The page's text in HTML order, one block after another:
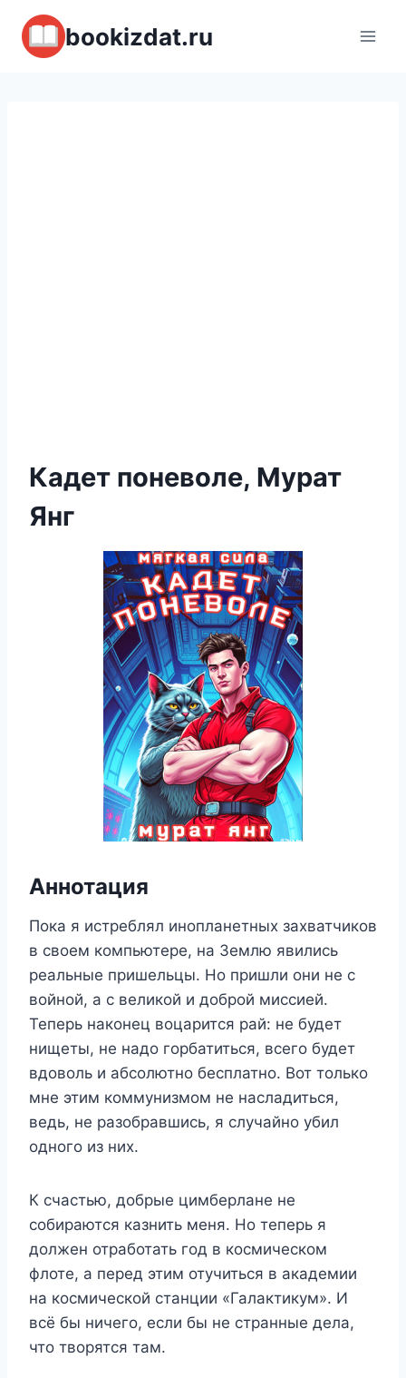
Перейти
содержимому
bookizdat.ru
Кадет поневоле, Мурат
Янг
Аннотация
Пока я истреблял инопланетных захватчиков
в своем компьютере, на Землю явились
реальные пришельцы. Но пришли они не с
войной, а с великой и доброй миссией.
Теперь наконец воцарится рай: не будет
нищеты, не надо горбатиться, всего будет
вдоволь и абсолютно бесплатно. Вот только
мне этим коммунизмом не насладиться,
ведь, не разобравшись, я случайно убил
одного из них.
К счастью, добрые цимберлане не
собираются казнить меня. Но теперь я
должен отработать год в космическом
флоте, а перед этим отучиться в академии
на космической станции «Галактикум». И
всё бы ничего, если бы не странные дела,
что творятся там.